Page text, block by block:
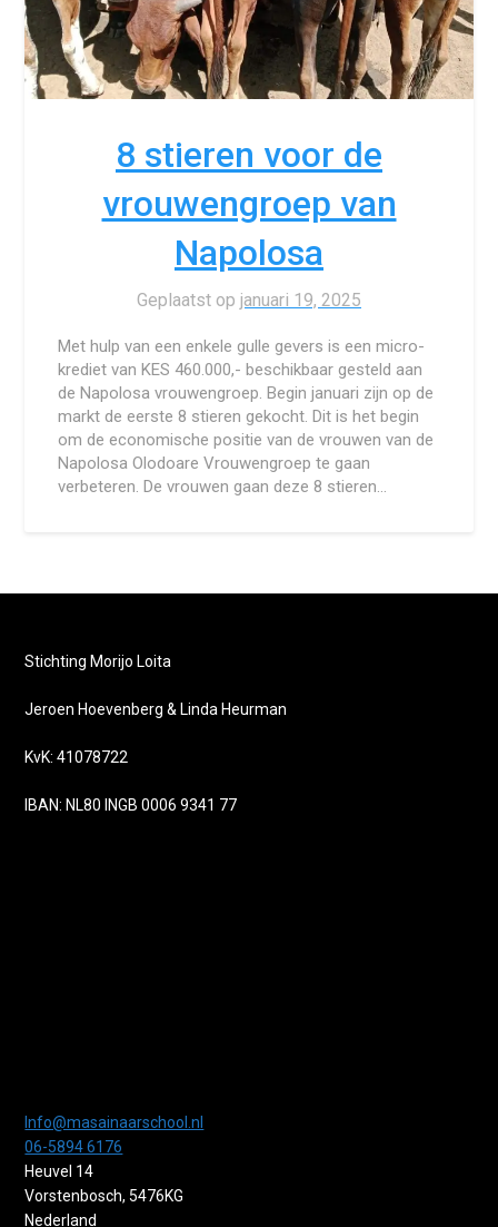
8 stieren voor de
vrouwengroep van
Napolosa
Geplaatst op januari 19, 2025
Met hulp van een enkele gulle gevers is een micro-
krediet van KES 460.000,- beschikbaar gesteld aan
de Napolosa vrouwengroep. Begin januari zijn op de
markt de eerste 8 stieren gekocht. Dit is het begin
om de economische positie van de vrouwen van de
Napolosa Olodoare Vrouwengroep te gaan
verbeteren. De vrouwen gaan deze 8 stieren…
Stichting Morijo Loita
Jeroen Hoevenberg & Linda Heurman
KvK: 41078722
IBAN: NL80 INGB 0006 9341 77
Info@masainaarschool.nl
06-5894 6176
Heuvel 14
Vorstenbosch,5476KG
Nederland